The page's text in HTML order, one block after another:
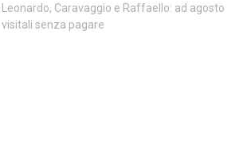
Leonardo, Caravaggio e Raffaello: ad agosto
visitali senza pagare